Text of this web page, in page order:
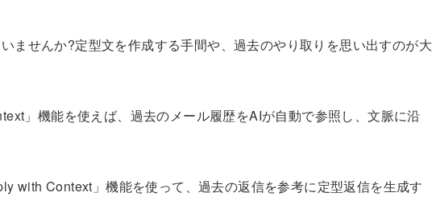
ませんか?定型文を作成する手間や、過去のやり取りを思い出すのが大
」機能を使えば、過去のメール履歴をAIが自動で参照し、文脈に沿
with Context」機能を使って、過去の返信を参考に定型返信を生成す